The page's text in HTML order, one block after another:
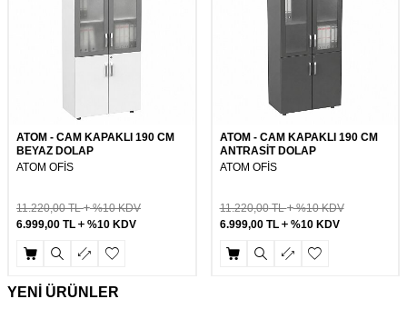
ATOM - CAM KAPAKLI 190 CM
BEYAZ DOLAP
ATOM OFİS
11.220,00TL %10 KDV
6.999,00 TL %10 KDV
ATOM - CAM KAPAKLI 190 CM
ANTRASİT DOLAP
ATOM OFİS
11.220,00TL %10 KDV
6.999,00TL %10 KDV
YENİ ÜRÜNLER